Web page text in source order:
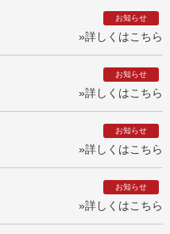
お知らせ
»詳しくはこちら
お知らせ
»詳しくはこちら
お知らせ
»詳しくはこちら
お知らせ
»詳しくはこちら